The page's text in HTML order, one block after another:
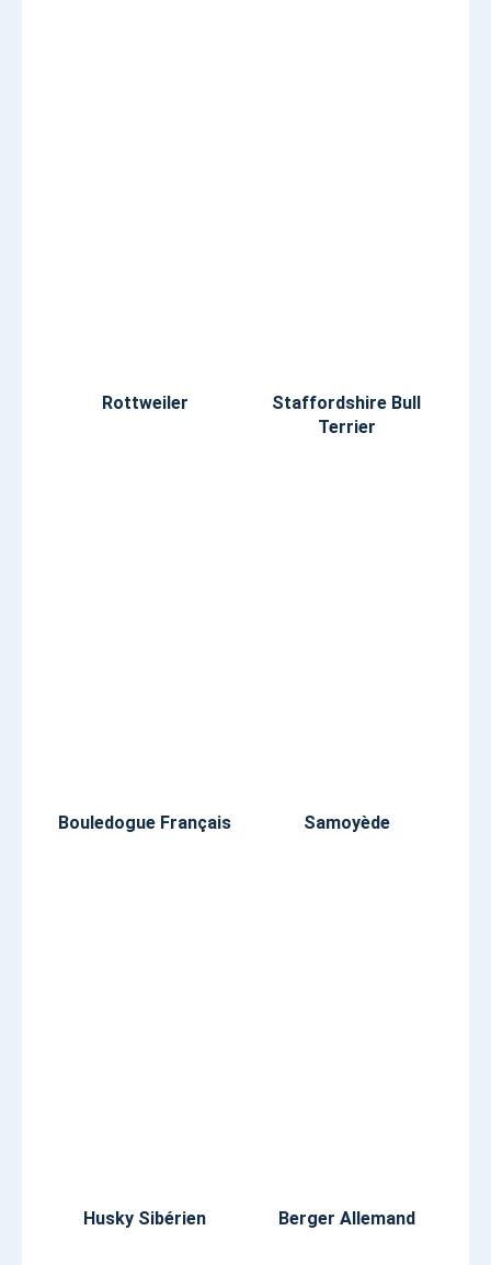
Rottweiler
Staffordshire Bull
Terrier
Bouledogue Français Samoyède
Husky Sibérien Berger Allemand